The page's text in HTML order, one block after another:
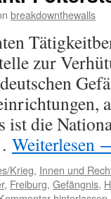
breakdownthewalls
zur
ist die
Weiterlesen
Krieg, Innen und
, Freiburg, Gefängnis,